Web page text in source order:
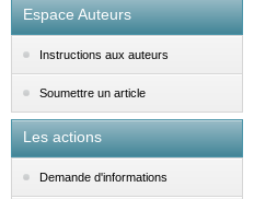
Espace Auteurs
Instructions aux auteurs
Soumettre un article
Les actions
Demande d'informations